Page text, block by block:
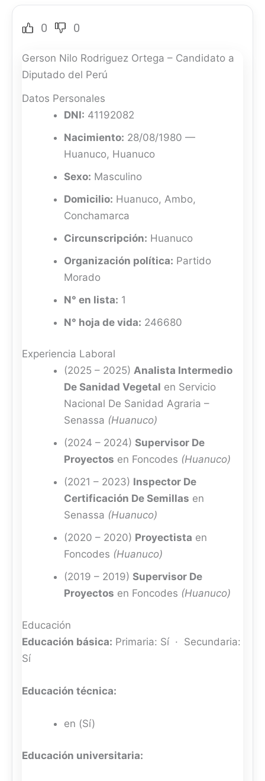
0 0
Gerson Nilo Rodriguez Ortega – Candidato a
Diputado del Perú
Datos Personales
DNI: 41192082
Nacimiento: 28/08/1980 —
Huanuco, Huanuco
Sexo: Masculino
Domicilio: Huanuco, Ambo,
Conchamarca
Circunscripción: Huanuco
Organización política: Partido
Morado
N° en lista: 1
N° hoja de vida: 246680
Experiencia Laboral
(2025 – 2025) Analista Intermedio
De Sanidad Vegetal en Servicio
Nacional De Sanidad Agraria –
Senassa (Huanuco)
(2024 – 2024) Supervisor De
Proyectos en Foncodes (Huanuco)
(2021 – 2023) Inspector De
Certificación De Semillas en
Senassa (Huanuco)
(2020 – 2020) Proyectista en
Foncodes (Huanuco)
(2019 – 2019) Supervisor De
Proyectos en Foncodes (Huanuco)
Educación
Educación básica: Primaria: Sí · Secundaria:
Sí
Educación técnica:
en (Sí)
Educación universitaria: